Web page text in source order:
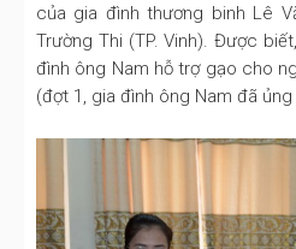
của gia đình thương binh Lê
Trường Thi (TP. Vinh). Được
đình ông Nam hỗ trợ gạo cho
(đợt 1, gia đình ông Nam đã